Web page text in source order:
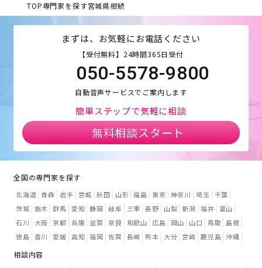
TOP専門家を探す宮城県相続
まずは、お気軽にお電話ください
【受付無料】24時間365日受付
050-5578-9800
自動音声サービスでご案内します
簡単ステップで気軽に相談
無料相談スタート
全国の専門家を探す
北海道 青森 岩手 宮城 秋田 山形 福島 東京 神奈川 埼玉
千葉
茨城 栃木 群馬 愛知 静岡 岐阜 三重 長野 山梨 新潟 福井
富山
石川
大阪 京都 兵庫 滋賀 奈良 和歌山 広島 岡山 山口 鳥取
島根
徳島 香川 愛媛 高知 福岡 佐賀 長崎 熊本 大分 宮崎 鹿児島 沖縄
相談内容